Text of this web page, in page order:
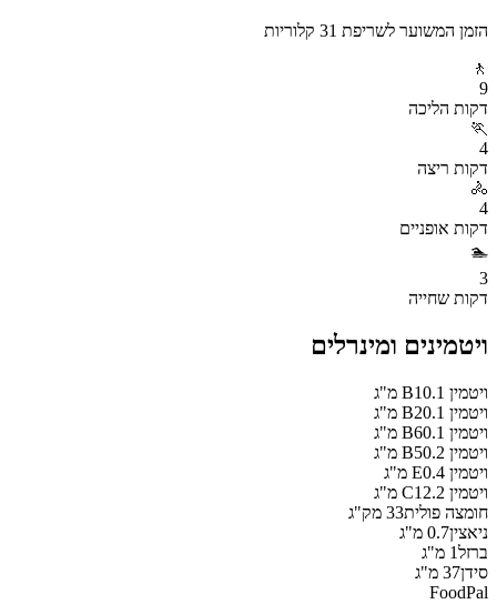
הזמן המשוער לשריפת 31 קלוריות
🚶
9
דקות הליכה
🏃
4
דקות ריצה
🚴
4
דקות אופניים
🏊
3
דקות שחייה
ויטמינים ומינרלים
ויטמין B1 0.1
מ"ג
ויטמין B2 0.1
מ"ג
ויטמין B6 0.1
מ"ג
ויטמין B5 0.2
מ"ג
ויטמין E 0.4
מ"ג
ויטמין C 12.2
מ"ג
חומצה פולית33 מק"ג
ניאצין0.7 מ"ג
ברזל1 מ"ג
סידן37 מ"ג
FoodPal